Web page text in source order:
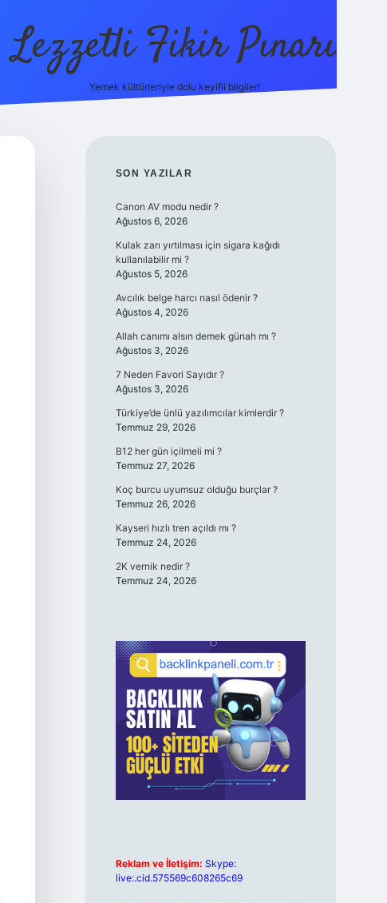
Lezzetli Fikir Pınarı
Yemek kültürleriyle dolu keyifli bilgiler!
SIDEBAR
SON YAZILAR
Canon AV modu nedir ?
Ağustos 6, 2026
Kulak zarı yırtılması için sigara kağıdı
kullanılabilir mi ?
Ağustos 5, 2026
Avcılık belge harcı nasıl ödenir ?
Ağustos 4, 2026
Allah canımı alsın demek günah mı ?
Ağustos 3, 2026
7 Neden Favori Sayıdır ?
Ağustos 3, 2026
Türkiye’de ünlü yazılımcılar kimlerdir ?
Temmuz 29, 2026
B12 her gün içilmeli mi ?
Temmuz 27, 2026
Koç burcu uyumsuz olduğu burçlar ?
Temmuz 26, 2026
Kayseri hızlı tren açıldı mı ?
Temmuz 24, 2026
2K vernik nedir ?
Temmuz 24, 2026
Reklam ve İletişim: Skype:
live:.cid.575569c608265c69